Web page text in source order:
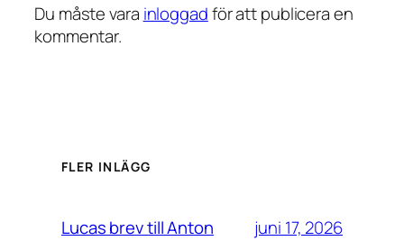
Du måste vara inloggadför att publicera en
kommentar.
FLER INLÄGG
Lucas brev till Anton juni 17, 2026